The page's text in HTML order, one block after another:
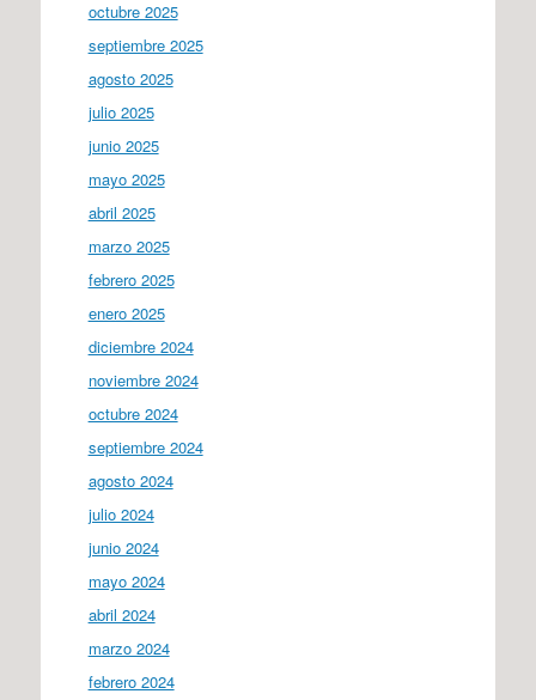
octubre 2025
septiembre 2025
agosto 2025
julio 2025
junio 2025
mayo 2025
abril 2025
marzo 2025
febrero 2025
enero 2025
diciembre 2024
noviembre 2024
octubre 2024
septiembre 2024
agosto 2024
julio 2024
junio 2024
mayo 2024
abril 2024
marzo 2024
febrero 2024